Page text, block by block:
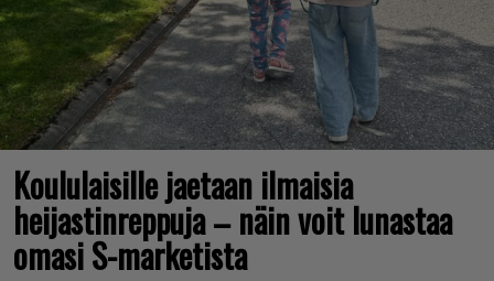
Koululaisille jaetaan ilmaisia
heijastinreppuja – näin voit lunastaa
omasi S-marketista